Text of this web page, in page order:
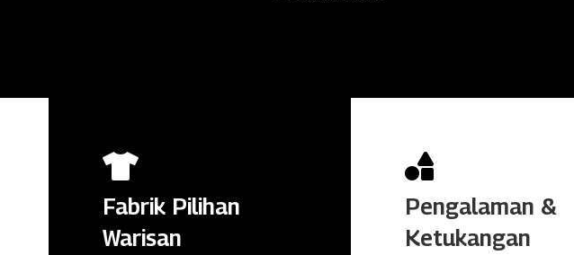

Fabrik Pilihan
Warisan

Pengalaman &
Ketukangan